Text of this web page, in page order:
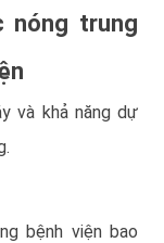
nóng trung
và khả năng dự
bệnh viện bao